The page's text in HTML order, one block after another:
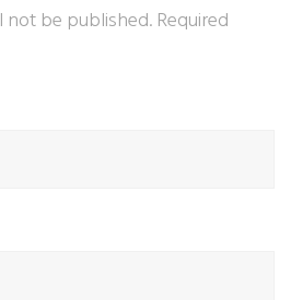
not be published. Required